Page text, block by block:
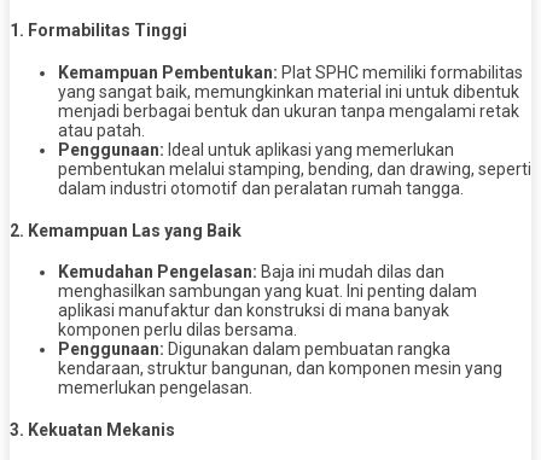
1. Formabilitas Tinggi
Kemampuan Pembentukan: Plat SPHC memiliki formabilitas
yang sangat baik, memungkinkan material ini untuk dibentuk
menjadi berbagai bentuk dan ukuran tanpa mengalami retak
atau patah.
Penggunaan: Ideal untuk aplikasi yang memerlukan
pembentukan melalui stamping, bending, dan drawing, seperti
dalam industri otomotif dan peralatan rumah tangga.
2. Kemampuan Las yang Baik
Kemudahan Pengelasan: Baja ini mudah dilas dan
menghasilkan sambungan yang kuat. Ini penting dalam
aplikasi manufaktur dan konstruksi di mana banyak
komponen perlu dilas bersama.
Penggunaan: Digunakan dalam pembuatan rangka
kendaraan, struktur bangunan, dan komponen mesin yang
memerlukan pengelasan.
3. Kekuatan Mekanis